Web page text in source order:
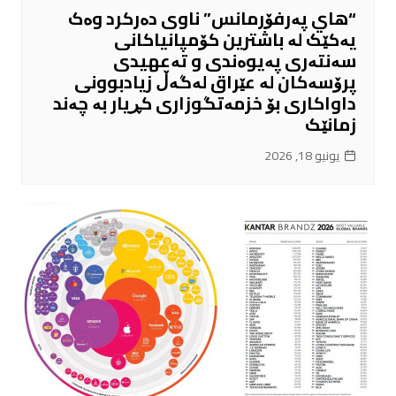
“هاي پەرفۆرمانس” ناوی دەرکرد وەک
یەکێک لە باشترین کۆمپانیاکانی
سەنتەری پەیوەندی و تەعهیدی
پرۆسەکان لە عێراق لەگەڵ زیادبوونی
داواکاری بۆ خزمەتگوزاری کڕیار بە چەند
زمانێک
يونيو 18, 2026